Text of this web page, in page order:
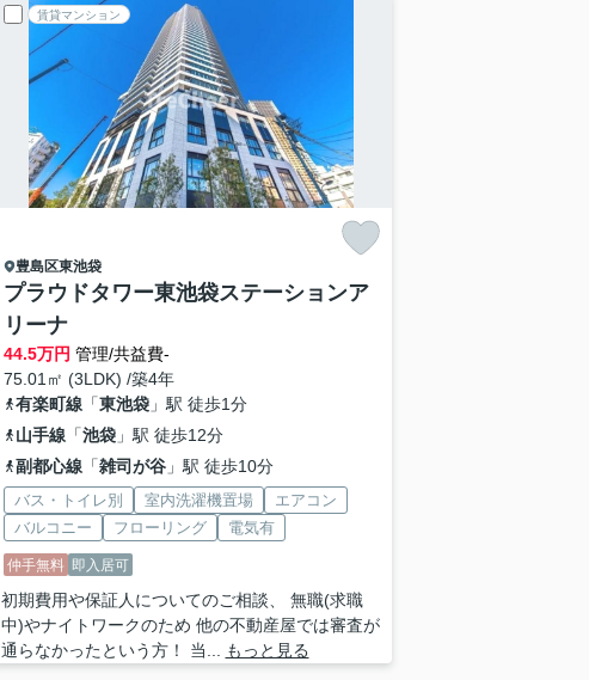
賃貸マンション
豊島区東池袋
プラウドタワー東池袋ステーションア
リーナ
44.5万円 管理/共益費-
75.01㎡ (3LDK) /築4年
有楽町線「東池袋」駅 徒歩1分
山手線「池袋」駅 徒歩12分
副都心線「雑司が谷」駅 徒歩10分
バス・トイレ別 室内洗濯機置場
エアコン
バルコニー
フローリング 電気有
仲手無料 即入居可
初期費用や保証人についてのご相談、 無職(求職
中)やナイトワークのため 他の不動産屋では審査が
通らなかったという方！ 当...
もっと見る